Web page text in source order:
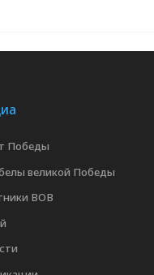
Победы
великой Победы
ВОВ